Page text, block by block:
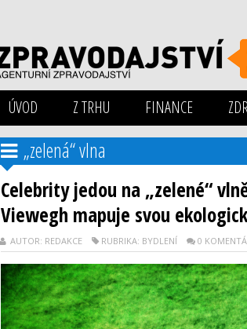
ÚVOD Z TRHU FINANCE
„zelená“ vlna
Celebrity jedou na „zelené“
Viewegh mapuje svou
AUTOR: REDAKCE RUBRIKA: BYDLENÍ 0